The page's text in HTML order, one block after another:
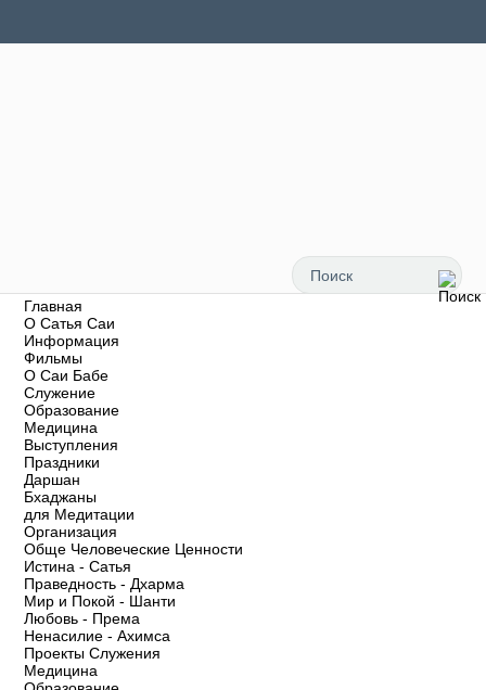
Главная
О Сатья Саи
Информация
Фильмы
О Саи Бабе
Служение
Образование
Медицина
Выступления
Праздники
Даршан
Бхаджаны
для Медитации
Организация
Обще Человеческие Ценности
Истина - Сатья
Праведность - Дхарма
Мир и Покой - Шанти
Любовь - Према
Ненасилие - Ахимса
Проекты Служения
Медицина